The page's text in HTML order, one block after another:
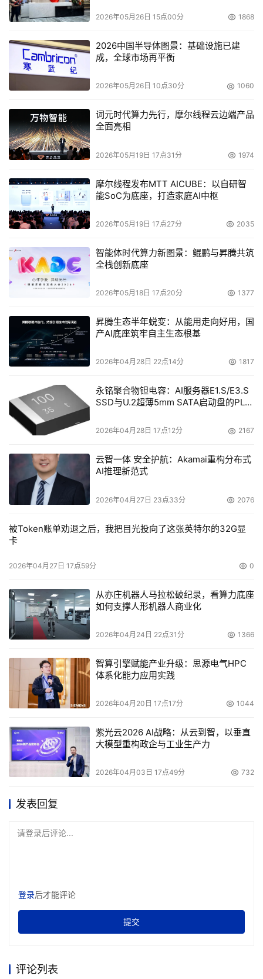
本文来源于DOIT传媒，文章内容仅供参考，不构成投资建议。
2026年05月26日 15点00分 1868
2026中国半导体图景：基础设施已建
成，全球市场再平衡
2026年05月26日 10点30分 1060
词元时代算力先行，摩尔线程云边端产品
全面亮相
2026年05月19日 17点31分 1974
摩尔线程发布MTT AICUBE：以自研智
能SoC为底座，打造家庭AI中枢
2026年05月19日 17点27分 2035
智能体时代算力新图景：鲲鹏与昇腾共筑
全栈创新底座
2026年05月18日 17点20分 1377
昇腾生态半年蜕变：从能用走向好用，国
产AI底座筑牢自主生态根基
2026年04月28日 22点14分 1817
永铭聚合物钽电容：AI服务器E1.S/E3.S
SSD与U.2超薄5mm SATA启动盘的PLP
2026年04月28日 17点12分 2167
云智一体 安全护航：Akamai重构分布式
AI推理新范式
2026年04月27日 23点33分 2076
被Token账单劝退之后，我把目光投向了这张英特尔的32G显
卡
2026年04月27日 17点59分 0
从亦庄机器人马拉松破纪录，看算力底座
如何支撑人形机器人商业化
2026年04月24日 22点31分 1366
智算引擎赋能产业升级：思源电气HPC
体系化能力应用实践
2026年04月20日 17点17分 1044
紫光云2026 AI战略：从云到智，以垂直
大模型重构政企与工业生产力
2026年04月03日 17点49分 732
发表回复
请登录后评论...
登录后才能评论
提交
评论列表